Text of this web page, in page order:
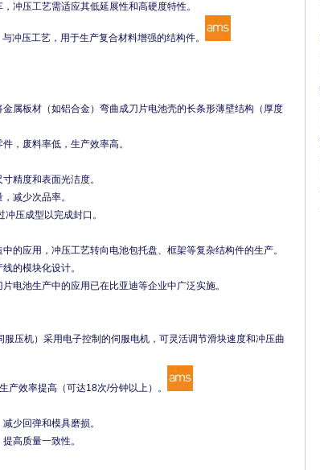
冲压工艺需适应其低延展性和高硬度特性。
冲压工艺，用于生产复合材料增强的结构件。
属板材（如铝合金）弯曲成刀片电池壳的长条形薄壁结构（厚度
，废料率低，生产效率高。
精度和表面光洁度。
减少次品率。
压成型以完成封口。
的应用，冲压工艺转向电池包托盘、框架等复杂结构件的生产。
的模块化设计。
电池生产中的应用已在比亚迪等企业中广泛实施。
压机）采用电子控制的伺服电机，可灵活调节滑块速度和冲压曲
效率提高（可达18次/分钟以上）。
少回弹和模具磨损。
高质量一致性。